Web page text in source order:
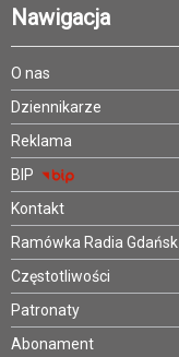
Nawigacja
O nas
Dziennikarze
Reklama
BIP
Kontakt
Ramówka Radia Gdańsk
Częstotliwości
Patronaty
Abonament